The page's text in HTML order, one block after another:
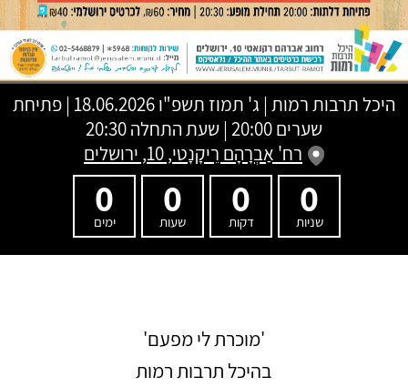
היכל תרבות רמות | ג' תמוז תשפ"ו
18.06.2026 | פתיחת
שערים 20:00 | שעת התחלה 20:30
רח' אַבְרָהָם רֵיקָנָטי, 10, ירושלים
0
שניות
0
דקות
0
שעות
0
ימים
'מוכרת לי מפעם'
בהיכל תרבות רמות